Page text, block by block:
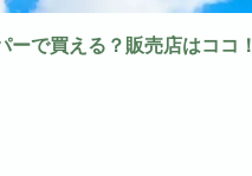
で買える？販売店はココ！